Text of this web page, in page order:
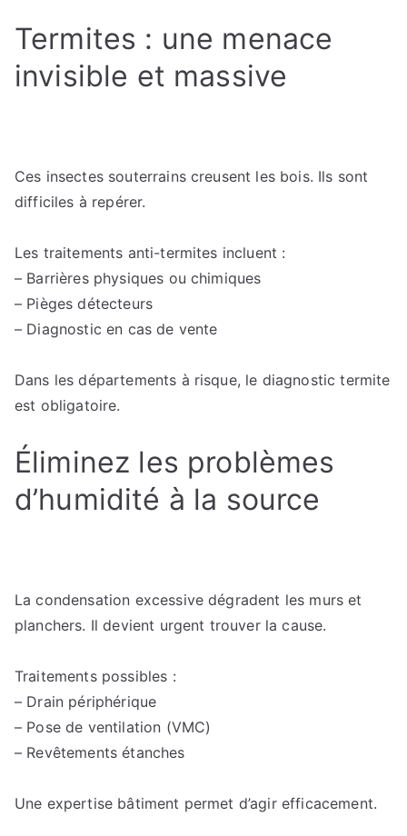
Termites : une menace
invisible et massive
Ces insectes souterrains creusent les bois. Ils sont
difficiles à repérer.
Les traitements anti-termites incluent :
– Barrières physiques ou chimiques
– Pièges détecteurs
– Diagnostic en cas de vente
Dans les départements à risque, le diagnostic termite
est obligatoire.
Éliminez les problèmes
d’humidité à la source
La condensation excessive dégradent les murs et
planchers. Il devient urgent trouver la cause.
Traitements possibles :
– Drain périphérique
– Pose de ventilation (VMC)
– Revêtements étanches
Une expertise bâtiment permet d’agir efficacement.